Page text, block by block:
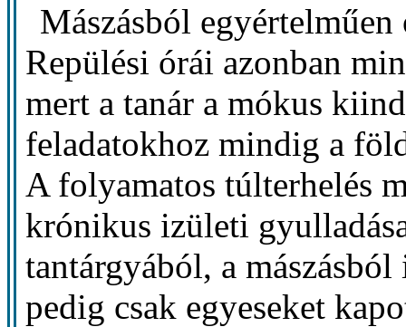
Mászásból
Repülési órái azonban
mert a tanár a mókus
feladatokhoz mindig a
A folyamatos túlterhelés
krónikus izületi
tantárgyából, a
pedig csak egyeseket